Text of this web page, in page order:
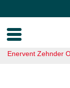
Enervent Zehnder